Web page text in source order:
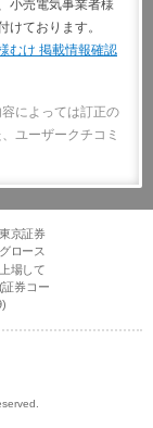
小売電気事業者様
ております。
むけ 掲載情報確認
によっては訂正の
ユーザークチコミ
京証券
ロース
場して
証券コー